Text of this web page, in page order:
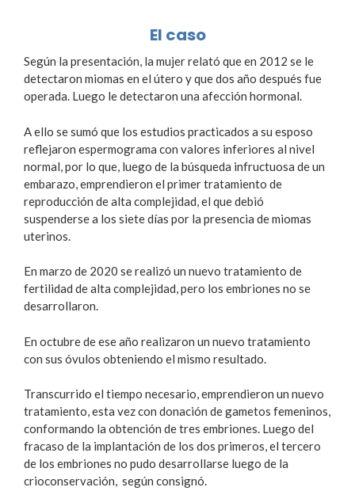
El caso
Según la presentación, la mujer relató que en 2012 se le
detectaron miomas en el útero y que dos año después fue
operada. Luego le detectaron una afección hormonal.
A ello se sumó que los estudios practicados a su esposo
reflejaron espermograma con valores inferiores al nivel
normal, por lo que, luego de la búsqueda infructuosa de un
embarazo, emprendieron el primer tratamiento de
reproducción de alta complejidad, el que debió
suspenderse a los siete días por la presencia de miomas
uterinos.
En marzo de 2020 se realizó un nuevo tratamiento de
fertilidad de alta complejidad, pero los embriones no se
desarrollaron.
En octubre de ese año realizaron un nuevo tratamiento
con sus óvulos obteniendo el mismo resultado.
Transcurrido el tiempo necesario, emprendieron un nuevo
tratamiento, esta vez con donación de gametos femeninos,
conformando la obtención de tres embriones. Luego del
fracaso de la implantación de los dos primeros, el tercero
de los embriones no pudo desarrollarse luego de la
crioconservación, según consignó.